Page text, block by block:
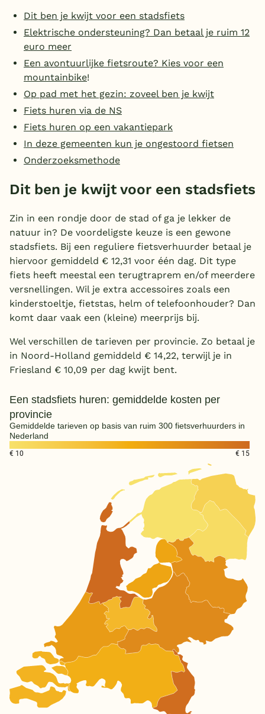
Bestemmingen
Nederland
Limburg
Duitsland
Blog
Onze e-boeken
Dit ben je kwijt voor een stadsfiets
Elektrische ondersteuning? Dan betaal je ruim 12
euro meer
Een avontuurlijke fietsroute? Kies voor een
mountainbike!
Op pad met het gezin: zoveel ben je kwijt
Fiets huren via de NS
Fiets huren op een vakantiepark
In deze gemeenten kun je ongestoord fietsen
Onderzoeksmethode
Dit ben je kwijt voor een stadsfiets
Zin in een rondje door de stad of ga je lekker de
natuur in? De voordeligste keuze is een gewone
stadsfiets. Bij een reguliere fietsverhuurder betaal je
hiervoor gemiddeld € 12,31 voor één dag. Dit type
fiets heeft meestal een terugtraprem en/of meerdere
versnellingen. Wil je extra accessoires zoals een
kinderstoeltje, fietstas, helm of telefoonhouder? Dan
komt daar vaak een (kleine) meerprijs bij.
Wel verschillen de tarieven per provincie. Zo betaal je
in Noord-Holland gemiddeld € 14,22, terwijl je in
Friesland € 10,09 per dag kwijt bent.